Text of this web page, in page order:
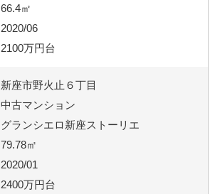
66.4㎡
2020/06
2100万円台
新座市野火止６丁目
中古マンション
グランシエロ新座ストーリエ
79.78㎡
2020/01
2400万円台